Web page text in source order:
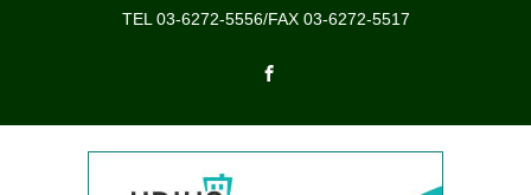
TEL 03-6272-5556/FAX 03-6272-5517